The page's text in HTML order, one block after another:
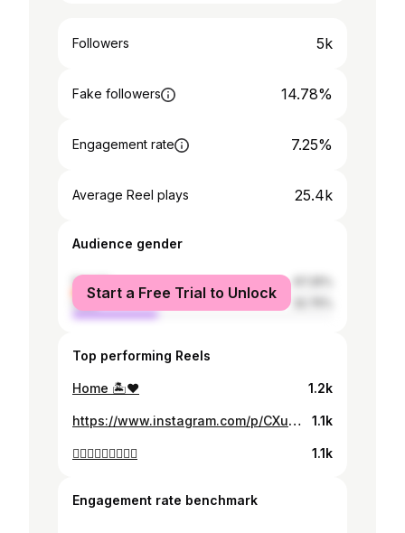
Followers 5k
Fake followers 14.78%
Engagement rate 7.25%
Average Reel plays 25.4k
Audience gender
female
male
Start a Free Trial to Unlock
Top performing Reels
Home 🏝♥️ 1.2k
https://www.instagram.com/p/CXuCWxyp0Iv/ 1.1k
🤷🏽‍♂️🤷🏽‍♂️🤷🏽‍♂️ 1.1k
Engagement rate benchmark